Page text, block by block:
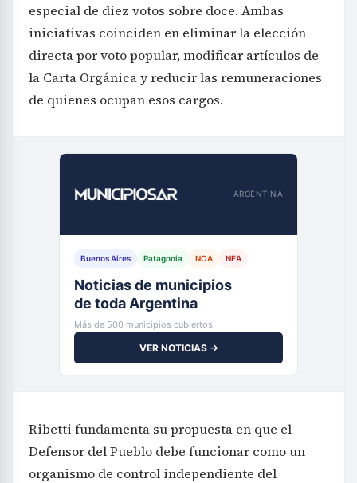
especial de diez votos sobre doce. Ambas
iniciativas coinciden en eliminar la elección
directa por voto popular, modificar artículos de
la Carta Orgánica y reducir las remuneraciones
de quienes ocupan esos cargos.
ARGENTINA
Buenos Aires Patagonia NOA NEA
Noticias de municipios
de toda Argentina
Más de 500 municipios cubiertos
VER NOTICIAS →
Ribetti fundamenta su propuesta en que el
Defensor del Pueblo debe funcionar como un
organismo de control independiente del